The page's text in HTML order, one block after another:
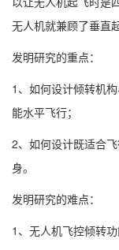
无人机就兼顾了垂直
发明研究的重点：
1、如何设计倾转机
能水平飞行；
2、如何设计既适合
身。
发明研究的难点：
1、无人机飞控倾转功